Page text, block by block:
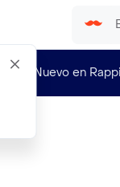
¿Nuevo en